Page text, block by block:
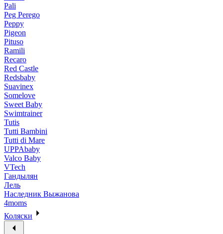
Pali
Peg Perego
Peppy
Pigeon
Pituso
Ramili
Recaro
Red Castle
Redsbaby
Suavinex
Somelove
Sweet Baby
Swimtrainer
Tutis
Tutti Bambini
Tutti di Mare
UPPAbaby
Valco Baby
VTech
Гандылян
Лель
Наследник Выжанова
4moms
Коляски